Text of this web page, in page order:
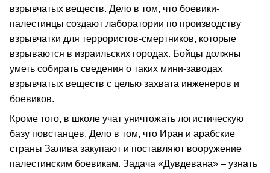
взрывчатых веществ. Дело в том, что боевики-
палестинцы создают лаборатории по производству
взрывчатки для террористов-смертников, которые
взрываются в израильских городах. Бойцы должны
уметь собирать сведения о таких мини-заводах
взрывчатых веществ с целью захвата инженеров и
боевиков.
Кроме того, в школе учат уничтожать логистическую
базу повстанцев. Дело в том, что Иран и арабские
страны Залива закупают и поставляют вооружение
палестинским боевикам. Задача «Дувдевана» – узнать